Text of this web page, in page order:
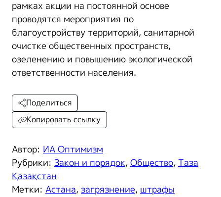
рамках акции на постоянной основе
проводятся мероприятия по
благоустройству территорий, санитарной
очистке общественных пространств,
озеленению и повышению экологической
ответственности населения.
Автор: ИА Оптимизм
Рубрики: Закон и порядок, Общество, Таза
Қазақстан
Метки: Астана, загрязнение, штрафы
Поделиться
Копировать ссылку